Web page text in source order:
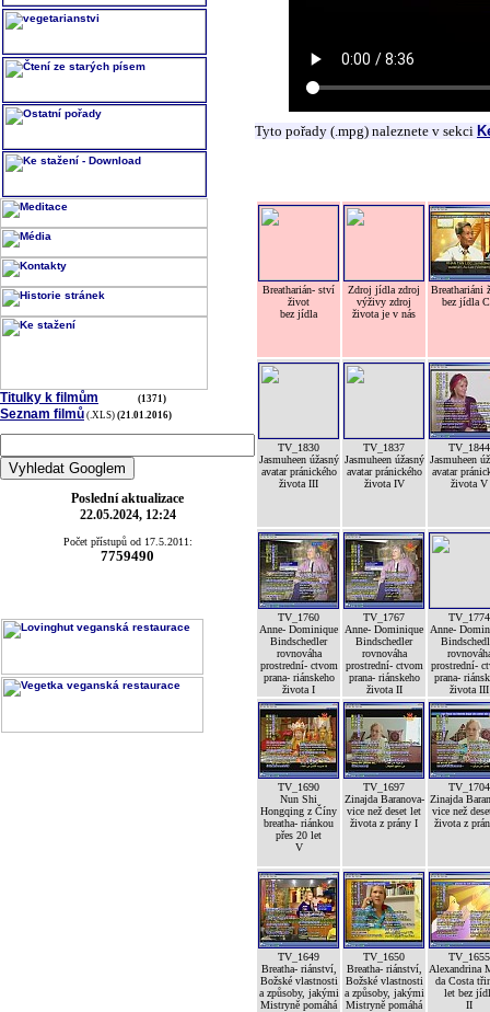
Titulky k filmům (1371)
Seznam filmů (.XLS) (21.01.2016)
Poslední aktualizace
22.05.2024, 12:24
Počet přístupů od 17.5.2011:
7759490
Tyto pořady (.mpg) naleznete v sekci
Breatharián- ství
život
bez jídla
Zdroj jídla zdroj
výživy zdroj
života je v nás
Breathariáni
bez jídla
TV_1830
Jasmuheen úžasný
avatar pránického
života III
TV_1837
Jasmuheen úžasný
avatar pránického
života IV
TV_1844
Jasmuheen
avatar
života V
TV_1760
Anne- Dominique
Bindschedler
rovnováha
prostrední- ctvom
prana- riánskeho
života I
TV_1767
Anne- Dominique
Bindschedler
rovnováha
prostrední- ctvom
prana- riánskeho
života II
TV_1774
Anne-
prostrední-
prana-
života III
TV_1690
Nun Shi
Hongqing z Číny
breatha- riánkou
přes 20 let
V
TV_1697
Zinajda Baranova-
vice než deset let
života z prány I
TV_1704
Zinajda
vice než
života z
TV_1649
Breatha- riánství,
Božské vlastnosti
a způsoby, jakými
Mistryně pomáhá
TV_1650
Breatha- riánství,
Božské vlastnosti
a způsoby, jakými
Mistryně pomáhá
TV_1655
Alexandrina
da Costa
let bez
II